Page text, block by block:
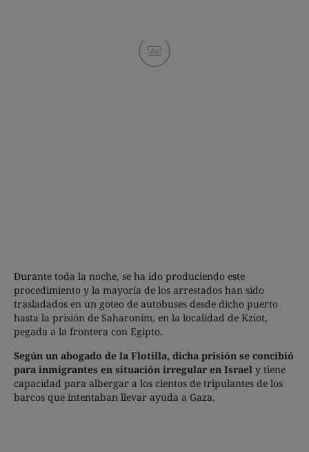
Ad
Durante toda la noche, se ha ido produciendo este
procedimiento y la mayoría de los arrestados han sido
trasladados en un goteo de autobuses desde dicho puerto
hasta la prisión de Saharonim, en la localidad de Kziot,
pegada a la frontera con Egipto.
Según un abogado de la Flotilla, dicha prisión se concibió
para inmigrantes en situación irregular en Israel y tiene
capacidad para albergar a los cientos de tripulantes de los
barcos que intentaban llevar ayuda a Gaza.